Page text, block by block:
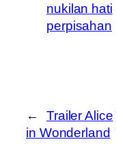
nukilan hati
perpisahan
←
Trailer Alice
in Wonderland